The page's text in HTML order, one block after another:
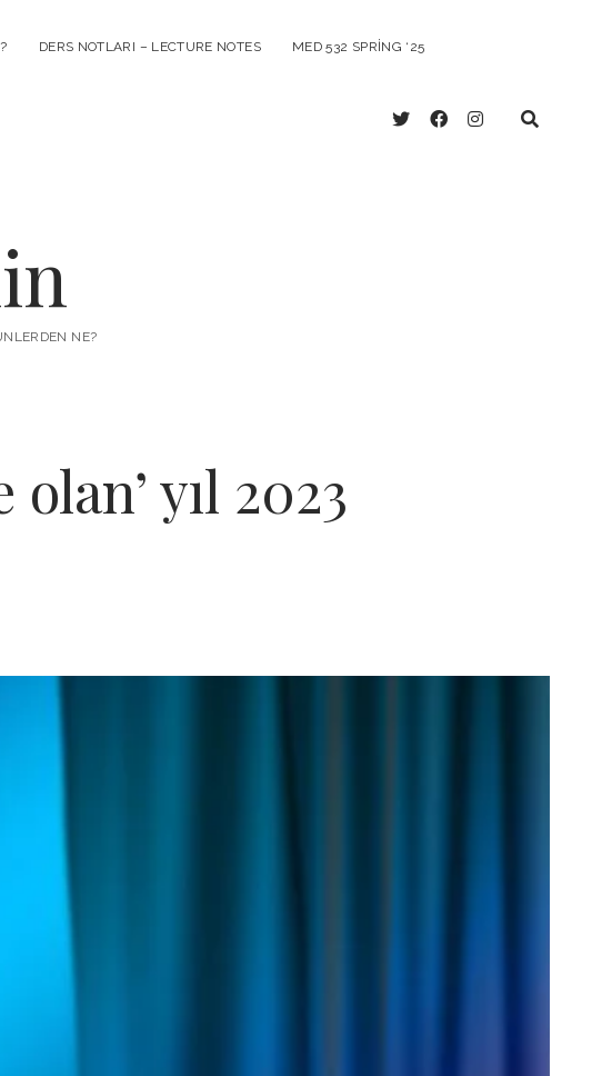
DERS NOTLARI – LECTURE NOTES MED 532 SPRING ‘25
twitterfacebook
instagram
NE?
yıl 2023